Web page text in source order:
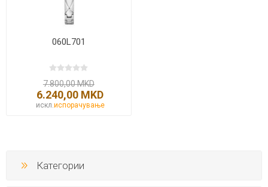
060L701
7.800,00 MKD
6.240,00 MKD
искл. испорачување
Категории